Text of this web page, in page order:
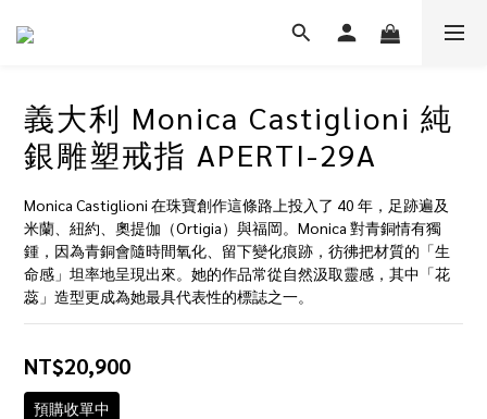
義大利 Monica Castiglioni 純
銀雕塑戒指 APERTI-29A
Monica Castiglioni 在珠寶創作這條路上投入了 40 年，足跡遍及
米蘭、紐約、奧提伽（Ortigia）與福岡。Monica 對青銅情有獨
鍾，因為青銅會隨時間氧化、留下變化痕跡，彷彿把材質的「生
命感」坦率地呈現出來。她的作品常從自然汲取靈感，其中「花
蕊」造型更成為她最具代表性的標誌之一。
NT$20,900
預購收單中